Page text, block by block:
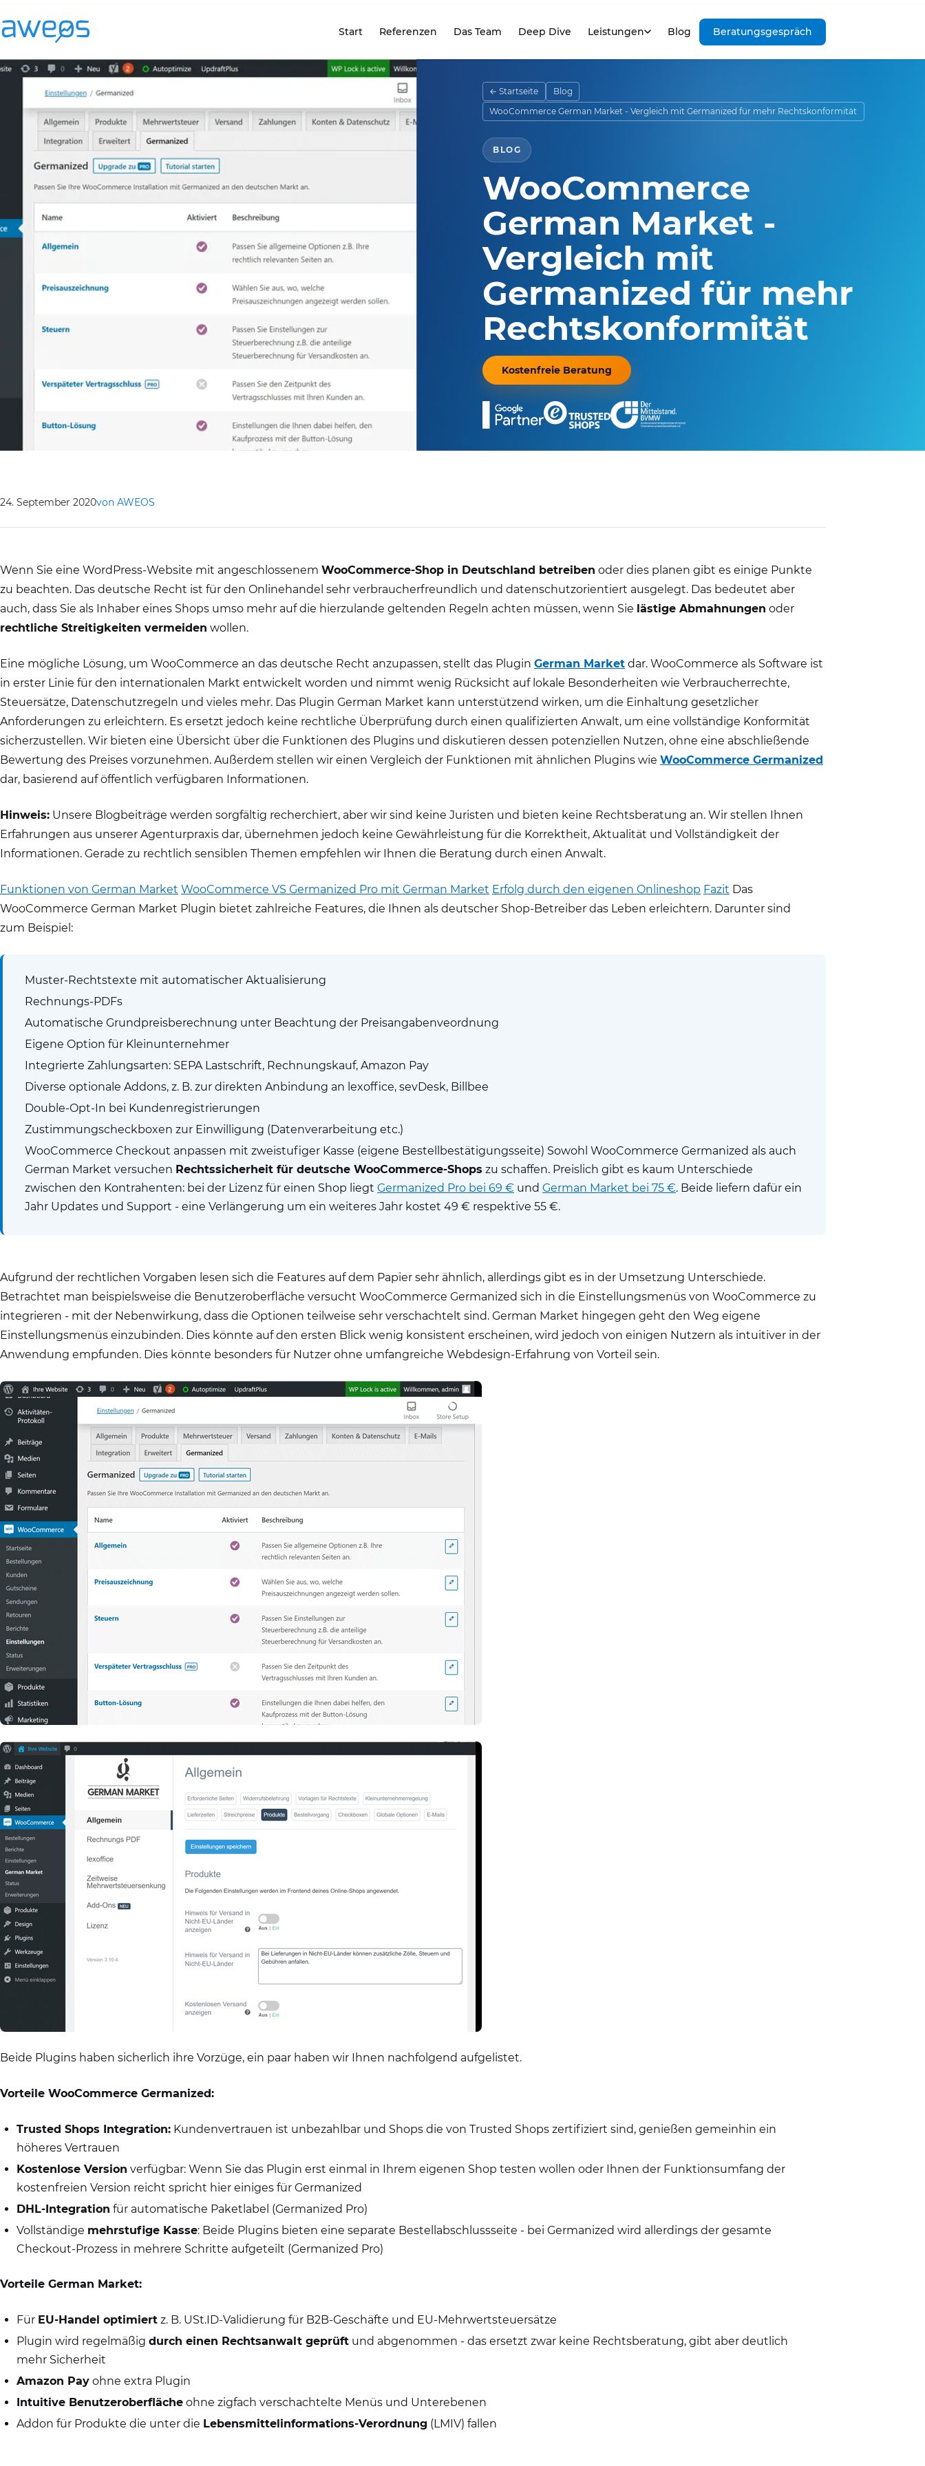
Start
seite
Referenzen Das Team Deep Dive Leistungen Blog Beratungsgespräch
← Startseite
Blog
WooCommerce German Market - Vergleich mit Germanized für mehr Rechtskonformität
BLOG
WooCommerce
German Market -
Vergleich mit
Germanized für mehr
Rechtskonformität
Kostenfreie Beratung
24. September 2020von AWEOS
Wenn Sie eine WordPress-Website mit angeschlossenem WooCommerce-Shop in Deutschland betreiben oder dies planen gibt es einige Punkte
zu beachten. Das deutsche Recht ist für den Onlinehandel sehr verbraucherfreundlich und datenschutzorientiert ausgelegt. Das bedeutet aber
auch, dass Sie als Inhaber eines Shops umso mehr auf die hierzulande geltenden Regeln achten müssen, wenn Sie lästige Abmahnungen oder
rechtliche Streitigkeiten vermeiden wollen.
Eine mögliche Lösung, um WooCommerce an das deutsche Recht anzupassen, stellt das Plugin German Market dar. WooCommerce als Software ist
in erster Linie für den internationalen Markt entwickelt worden und nimmt wenig Rücksicht auf lokale Besonderheiten wie Verbraucherrechte,
Steuersätze, Datenschutzregeln und vieles mehr. Das Plugin German Market kann unterstützend wirken, um die Einhaltung gesetzlicher
Anforderungen zu erleichtern. Es ersetzt jedoch keine rechtliche Überprüfung durch einen qualifizierten Anwalt, um eine vollständige Konformität
sicherzustellen. Wir bieten eine Übersicht über die Funktionen des Plugins und diskutieren dessen potenziellen Nutzen, ohne eine abschließende
Bewertung des Preises vorzunehmen. Außerdem stellen wir einen Vergleich der Funktionen mit ähnlichen Plugins wie WooCommerce Germanized
dar, basierend auf öffentlich verfügbaren Informationen.
Hinweis: Unsere Blogbeiträge werden sorgfältig recherchiert, aber wir sind keine Juristen und bieten keine Rechtsberatung an. Wir stellen Ihnen
Erfahrungen aus unserer Agenturpraxis dar, übernehmen jedoch keine Gewährleistung für die Korrektheit, Aktualität und Vollständigkeit der
Informationen. Gerade zu rechtlich sensiblen Themen empfehlen wir Ihnen die Beratung durch einen Anwalt.
Funktionen von German Market WooCommerce VS Germanized Pro mit German Market Erfolg durch den eigenen Onlineshop Fazit Das
WooCommerce German Market Plugin bietet zahlreiche Features, die Ihnen als deutscher Shop-Betreiber das Leben erleichtern. Darunter sind
zum Beispiel:
Muster-Rechtstexte mit automatischer Aktualisierung
Rechnungs-PDFs
Automatische Grundpreisberechnung unter Beachtung der Preisangabenveordnung
Eigene Option für Kleinunternehmer
Integrierte Zahlungsarten: SEPA Lastschrift, Rechnungskauf, Amazon Pay
Diverse optionale Addons, z. B. zur direkten Anbindung an lexoffice, sevDesk, Billbee
Double-Opt-In bei Kundenregistrierungen
Zustimmungscheckboxen zur Einwilligung (Datenverarbeitung etc.)
WooCommerce Checkout anpassen mit zweistufiger Kasse (eigene Bestellbestätigungsseite) Sowohl WooCommerce Germanized als auch
German Market versuchen Rechtssicherheit für deutsche WooCommerce-Shops zu schaffen. Preislich gibt es kaum Unterschiede
zwischen den Kontrahenten: bei der Lizenz für einen Shop liegt Germanized Pro bei 69 € und German Market bei 75 €. Beide liefern dafür ein
Jahr Updates und Support - eine Verlängerung um ein weiteres Jahr kostet 49 € respektive 55 €.
Aufgrund der rechtlichen Vorgaben lesen sich die Features auf dem Papier sehr ähnlich, allerdings gibt es in der Umsetzung Unterschiede.
Betrachtet man beispielsweise die Benutzeroberfläche versucht WooCommerce Germanized sich in die Einstellungsmenüs von WooCommerce zu
integrieren - mit der Nebenwirkung, dass die Optionen teilweise sehr verschachtelt sind. German Market hingegen geht den Weg eigene
Einstellungsmenüs einzubinden. Dies könnte auf den ersten Blick wenig konsistent erscheinen, wird jedoch von einigen Nutzern als intuitiver in der
Anwendung empfunden. Dies könnte besonders für Nutzer ohne umfangreiche Webdesign-Erfahrung von Vorteil sein.
Beide Plugins haben sicherlich ihre Vorzüge, ein paar haben wir Ihnen nachfolgend aufgelistet.
Vorteile WooCommerce Germanized:
Trusted Shops Integration: Kundenvertrauen ist unbezahlbar und Shops die von Trusted Shops zertifiziert sind, genießen gemeinhin ein
höheres Vertrauen
Kostenlose Version verfügbar: Wenn Sie das Plugin erst einmal in Ihrem eigenen Shop testen wollen oder Ihnen der Funktionsumfang der
kostenfreien Version reicht spricht hier einiges für Germanized
DHL-Integration für automatische Paketlabel (Germanized Pro)
Vollständige mehrstufige Kasse: Beide Plugins bieten eine separate Bestellabschlussseite - bei Germanized wird allerdings der gesamte
Checkout-Prozess in mehrere Schritte aufgeteilt (Germanized Pro)
Vorteile German Market:
Für EU-Handel optimiert z. B. USt.ID-Validierung für B2B-Geschäfte und EU-Mehrwertsteuersätze
Plugin wird regelmäßig durch einen Rechtsanwalt geprüft und abgenommen - das ersetzt zwar keine Rechtsberatung, gibt aber deutlich
mehr Sicherheit
Amazon Pay ohne extra Plugin
Intuitive Benutzeroberfläche ohne zigfach verschachtelte Menüs und Unterebenen
Addon für Produkte die unter die Lebensmittelinformations-Verordnung (LMIV) fallen